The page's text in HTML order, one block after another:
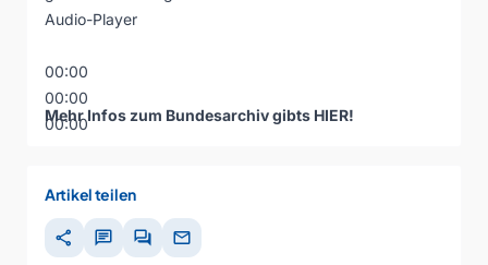
Audio-Player
00:00
00:00
00:00
Mehr Infos zum Bundesarchiv gibts HIER!
Artikel teilen
share chat forum mail